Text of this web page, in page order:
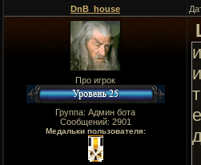
DnB_house
Про игрок
Группа: Админ бота
Сообщений: 2901
Медальки пользователя: